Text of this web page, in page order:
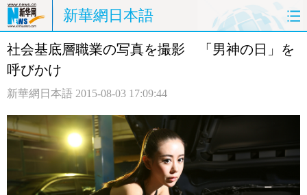
新華網日本語
ホームページ 政治 経済
観光
中日対訳
社会基底層職業の写真を撮影 「男神の日」を
呼びかけ
新華網日本語 2015-08-03 17:09:44